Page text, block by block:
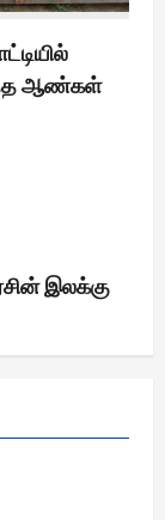
ஆண்கள்
இலக்கு